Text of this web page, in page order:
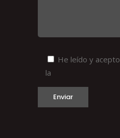
He leído y acepto
la